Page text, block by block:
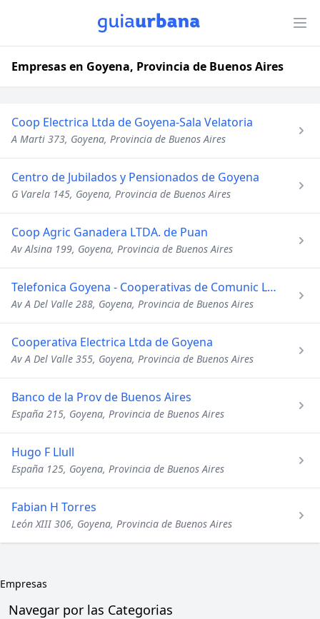
Empresas en Goyena, Provincia de Buenos Aires
Coop Electrica Ltda de Goyena-Sala Velatoria
A Marti 373, Goyena, Provincia de Buenos Aires
Centro de Jubilados y Pensionados de Goyena
G Varela 145, Goyena, Provincia de Buenos Aires
Coop Agric Ganadera LTDA. de Puan
Av Alsina 199, Goyena, Provincia de Buenos Aires
Telefonica Goyena - Cooperativas de Comunic Ltda
Av A Del Valle 288, Goyena, Provincia de Buenos Aires
Cooperativa Electrica Ltda de Goyena
Av A Del Valle 355, Goyena, Provincia de Buenos Aires
Banco de la Prov de Buenos Aires
España 215, Goyena, Provincia de Buenos Aires
Hugo F Llull
España 125, Goyena, Provincia de Buenos Aires
Fabian H Torres
León XIII 306, Goyena, Provincia de Buenos Aires
Empresas
Navegar por las Categorias